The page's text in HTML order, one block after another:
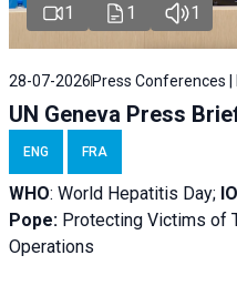
1 1 1
28-07-2026Press Conferences |
UN Geneva Press
ENG FRA
WHO: World Hepatitis Day;
Pope: Protecting Victims of
Operations